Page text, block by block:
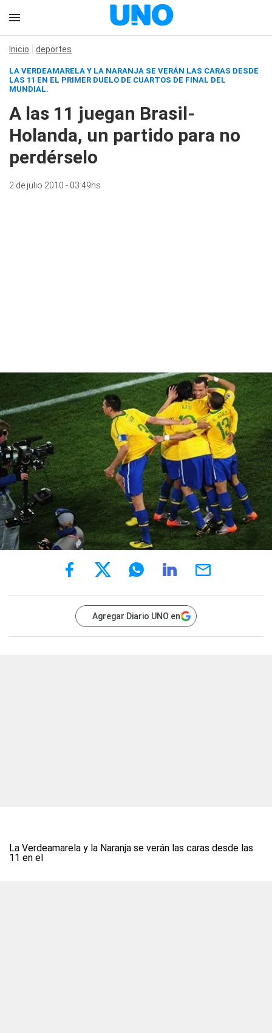
Inicio deportes
LA VERDEAMARELA Y LA NARANJA SE VERÁN LAS CARAS DESDE
LAS 11 EN EL PRIMER DUELO DE CUARTOS DE FINAL DEL
MUNDIAL.
A las 11 juegan Brasil-
Holanda, un partido para no
perdérselo
2 de julio 2010 - 03:49hs
Agregar Diario UNO en
La Verdeamarela y la Naranja se verán las caras desde las
11 en el